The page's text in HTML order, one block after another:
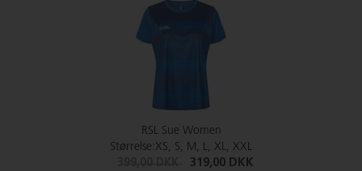
RSL Sue Women
Størrelse:XS, S, M, L, XL, XXL
319,00 DKK